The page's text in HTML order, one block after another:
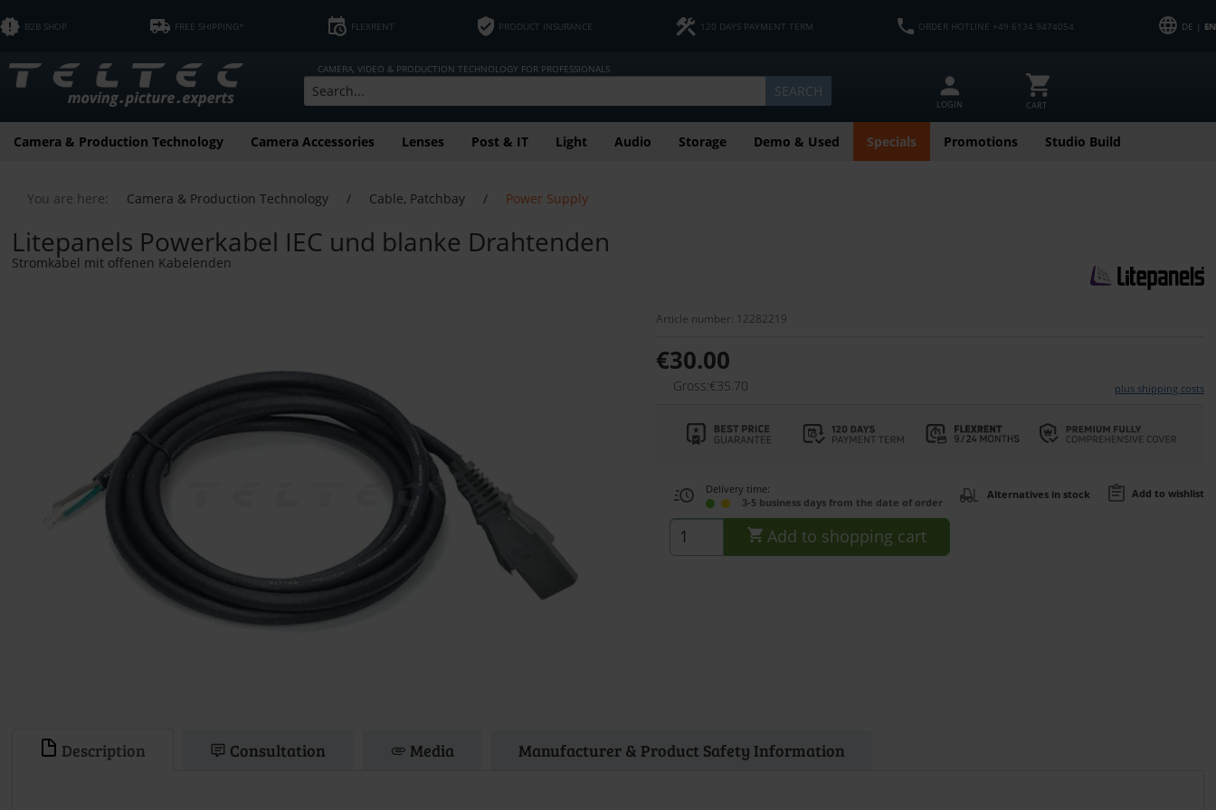
B2B SHOP FREE SHIPPING* FLEXRENT PRODUCT INSURANCE 120 DAYS PAYMENT TERM ORDER HOTLINE +49 6134 9474054 DE | EN
CAMERA, VIDEO & PRODUCTION TECHNOLOGY FOR PROFESSIONALS
SEARCH
LOGIN CART
Camera & Production Technology Camera Accessories Lenses Post & IT Light Audio Storage Demo & Used Specials Promotions Studio Build
You are here: Camera & Production Technology / Cable, Patchbay / Power Supply
Litepanels Powerkabel IEC und blanke Drahtenden
Stromkabel mit offenen Kabelenden
Article number: 12282219
€30.00
Gross:€35.70 plus shipping costs
Delivery time:
3-5 business days from the date of order
Alternatives in stock Add to wishlist
Add to shopping cart
Description Consultation Media Manufacturer & Product Safety Information